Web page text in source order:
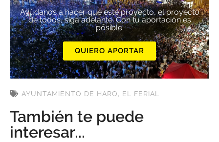
Ayúdanos a hacer que este proyecto, el proyecto
de todos, siga adelante. Con tu aportación es
posible.
QUIERO APORTAR
AYUNTAMIENTO DE HARO, EL FERIAL
También te puede
interesar...